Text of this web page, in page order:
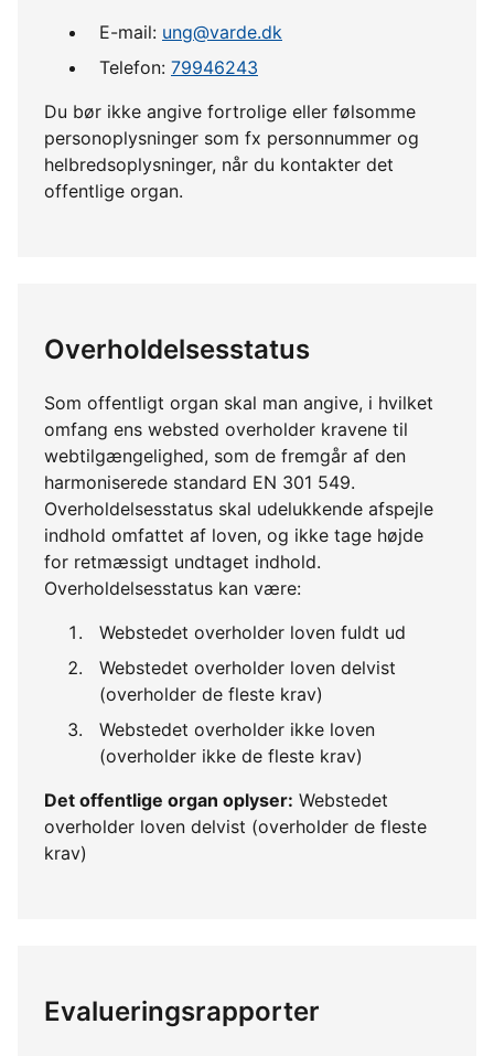
E-mail: ung@varde.dk
Telefon: 79946243
Du bør ikke angive fortrolige eller følsomme
personoplysninger som fx personnummer og
helbredsoplysninger, når du kontakter det
offentlige organ.
Overholdelsesstatus
Som offentligt organ skal man angive, i hvilket
omfang ens websted overholder kravene til
webtilgængelighed, som de fremgår af den
harmoniserede standard EN 301 549.
Overholdelsesstatus skal udelukkende afspejle
indhold omfattet af loven, og ikke tage højde
for retmæssigt undtaget indhold.
Overholdelsesstatus kan være:
Webstedet overholder loven fuldt ud
Webstedet overholder loven delvist
(overholder de fleste krav)
Webstedet overholder ikke loven
(overholder ikke de fleste krav)
Det offentlige organ oplyser: Webstedet
overholder loven delvist (overholder de fleste
krav)
Evalueringsrapporter